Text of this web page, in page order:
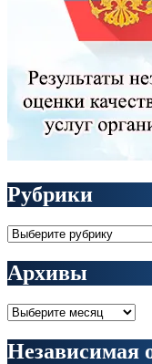
Рубрики
Рубрики
Архивы
Архивы
Независимая